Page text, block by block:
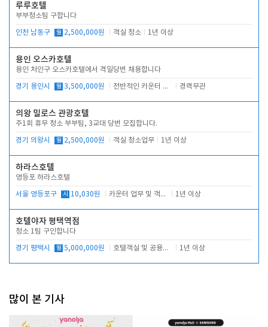
루루호텔
부부청소팀 구합니다
인천 남동구 월 2,500,000원 객실 청소 1년 이상
용인 오스카호텔
용인 처인구 오스카호텔에서 격일당번 채용합니다
경기 용인시 월 3,500,000원 전반적인 카운터 업무 경력무관
의왕 밀로스 관광호텔
주1회 휴무 청소 부부팀, 3교대 당번 모집합니다.
경기 의왕시 월 2,500,000원 객실 청소업무 1년 이상
하라스호텔
영등포 하라스호텔
서울 영등포구 시 10,030원 카운터 업무 및 객실관리(청소상태 확인, 객실판매) 1년 이상
호텔야자 평택역점
청소 1팀 구인합니다
경기 평택시 월 5,000,000원 호텔객실 및 공용시설 청소 관리 1년 이상
많이 본 기사